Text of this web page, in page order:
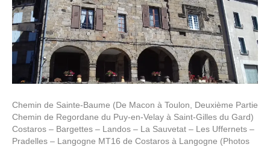
Chemin de Sainte-Baume (De Macon à Toulon, Deuxième Partie
Chemin de Regordane du Puy-en-Velay à Saint-Gilles du Gard)
Costaros – Bargettes – Landos – La Sauvetat – Les Uffernets –
Pradelles – Langogne MT16 de Costaros à Langogne (Photos